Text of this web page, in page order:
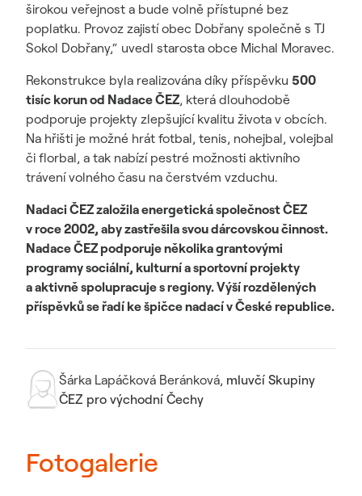
širokou veřejnost a bude volně přístupné bez
poplatku. Provoz zajistí obec Dobřany společně s TJ
Sokol Dobřany,“ uvedl starosta obce Michal Moravec.
Rekonstrukce byla realizována díky příspěvku 500
tisíc korun od Nadace ČEZ, která dlouhodobě
podporuje projekty zlepšující kvalitu života v obcích.
Na hřišti je možné hrát fotbal, tenis, nohejbal, volejbal
či florbal, a tak nabízí pestré možnosti aktivního
trávení volného času na čerstvém vzduchu.
Nadaci ČEZ založila energetická společnost ČEZ
v roce 2002, aby zastřešila svou dárcovskou činnost.
Nadace ČEZ podporuje několika grantovými
programy sociální, kulturní a sportovní projekty
a aktivně spolupracuje s regiony. Výší rozdělených
příspěvků se řadí ke špičce nadací v České republice.
Šárka Lapáčková Beránková, mluvčí Skupiny
ČEZ pro východní Čechy
Fotogalerie